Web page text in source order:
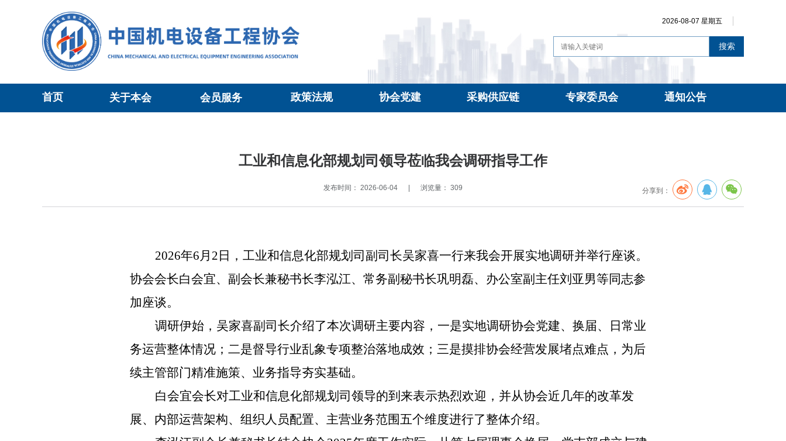
2026-08-07 星期五
搜索
首页 关于本会 会员服务 政策法规 协会党建 采购供应链 专家委员会 通知公告
工业和信息化部规划司领导莅临我会调研指导工作
发布时间： 2026-06-04 浏览量： 309 分享到：
2026年6月2日，工业和信息化部规划司副司长吴家喜一行来我会开展实地调研并举行座谈。
协会会长白会宜、副会长兼秘书长李泓江、常务副秘书长巩明磊、办公室副主任刘亚男等同志参
加座谈。
调研伊始，吴家喜副司长介绍了本次调研主要内容，一是实地调研协会党建、换届、日常业
务运营整体情况；二是督导行业乱象专项整治落地成效；三是摸排协会经营发展堵点难点，为后
续主管部门精准施策、业务指导夯实基础。
白会宜会长对工业和信息化部规划司领导的到来表示热烈欢迎，并从协会近几年的改革发
展、内部运营架构、组织人员配置、主营业务范围五个维度进行了整体介绍。